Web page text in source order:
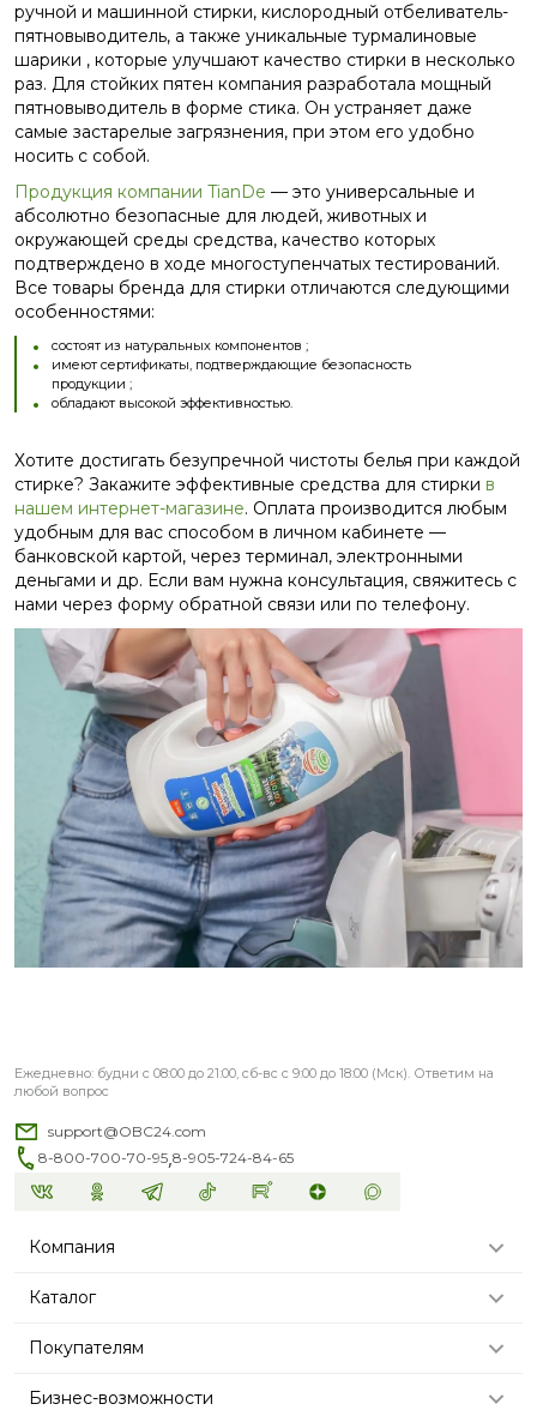
ручной и машинной стирки, кислородный отбеливатель-
пятновыводитель, а также уникальные турмалиновые
шарики , которые улучшают качество стирки в несколько
раз. Для стойких пятен компания разработала мощный
пятновыводитель в форме стика. Он устраняет даже
самые застарелые загрязнения, при этом его удобно
носить с собой.
Продукция компании TianDe — это универсальные и
абсолютно безопасные для людей, животных и
окружающей среды средства, качество которых
подтверждено в ходе многоступенчатых тестирований.
Все товары бренда для стирки отличаются следующими
особенностями:
состоят из натуральных компонентов ;
имеют сертификаты, подтверждающие безопасность
продукции ;
обладают высокой эффективностью.
Хотите достигать безупречной чистоты белья при каждой
стирке? Закажите эффективные средства для стирки в
нашем интернет-магазине. Оплата производится любым
удобным для вас способом в личном кабинете —
банковской картой, через терминал, электронными
деньгами и др. Если вам нужна консультация, свяжитесь с
нами через форму обратной связи или по телефону.
Ежедневно: будни с 08:00 до 21:00, сб-вс с 9:00 до 18:00 (Мск). Ответим на
любой вопрос
support@OBC24.com
8-800-700-70-95,8-905-724-84-65
Компания
Каталог
Покупателям
Бизнес-возможности